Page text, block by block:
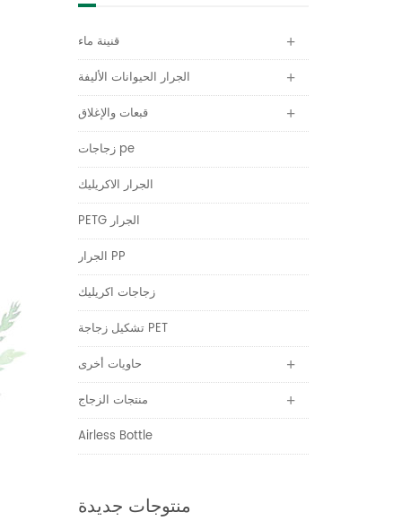
قنينة ماء
الجرار الحيوانات الأليفة
قبعات والإغلاق
زجاجات pe
الجرار الاكريليك
PETG الجرار
الجرار PP
زجاجات اكريليك
تشكيل زجاجة PET
حاويات أخرى
منتجات الزجاج
Airless Bottle
منتوجات جديدة